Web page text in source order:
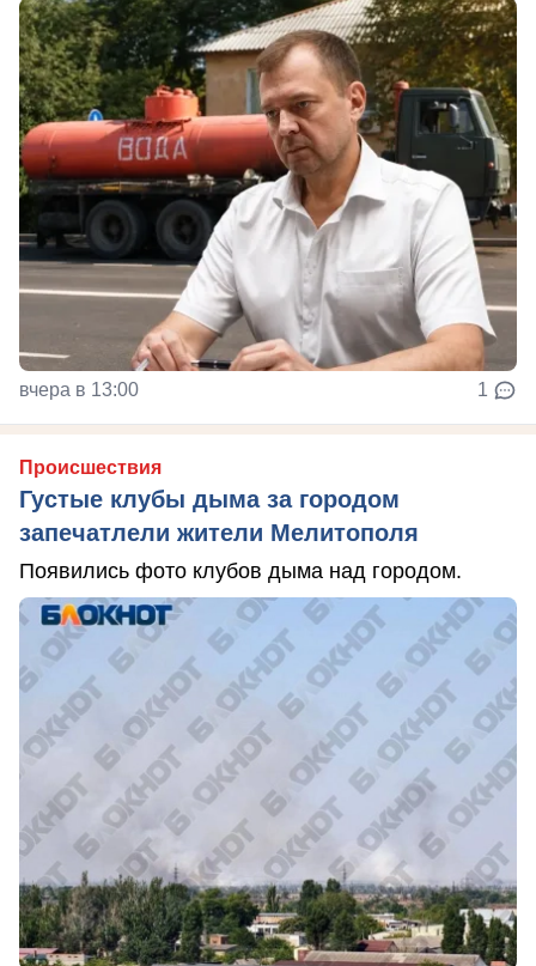
вчера в 13:00 1
Происшествия
Густые клубы дыма за городом
запечатлели жители Мелитополя
Появились фото клубов дыма над городом.